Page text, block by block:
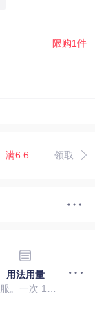
限购1件
领取
满6.67元减5.07 满
用法用量